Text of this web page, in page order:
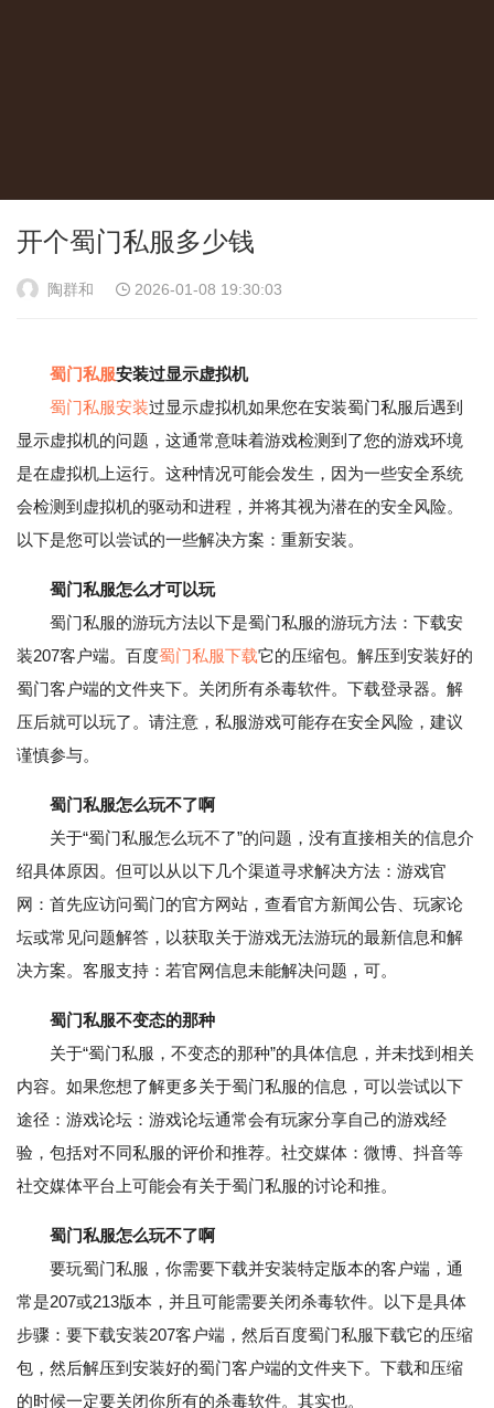
开个蜀门私服多少钱
陶群和 2026-01-08 19:30:03
蜀门私服安装过显示虚拟机
蜀门私服安装过显示虚拟机如果您在安装蜀门私服后遇到
显示虚拟机的问题，这通常意味着游戏检测到了您的游戏环境
是在虚拟机上运行。这种情况可能会发生，因为一些安全系统
会检测到虚拟机的驱动和进程，并将其视为潜在的安全风险。
以下是您可以尝试的一些解决方案：重新安装。
蜀门私服怎么才可以玩
蜀门私服的游玩方法以下是蜀门私服的游玩方法：下载安
装207客户端。百度蜀门私服下载它的压缩包。解压到安装好的
蜀门客户端的文件夹下。关闭所有杀毒软件。下载登录器。解
压后就可以玩了。请注意，私服游戏可能存在安全风险，建议
谨慎参与。
蜀门私服怎么玩不了啊
关于“蜀门私服怎么玩不了”的问题，没有直接相关的信息介
绍具体原因。但可以从以下几个渠道寻求解决方法：游戏官
网：首先应访问蜀门的官方网站，查看官方新闻公告、玩家论
坛或常见问题解答，以获取关于游戏无法游玩的最新信息和解
决方案。客服支持：若官网信息未能解决问题，可。
蜀门私服不变态的那种
关于“蜀门私服，不变态的那种”的具体信息，并未找到相关
内容。如果您想了解更多关于蜀门私服的信息，可以尝试以下
途径：游戏论坛：游戏论坛通常会有玩家分享自己的游戏经
验，包括对不同私服的评价和推荐。社交媒体：微博、抖音等
社交媒体平台上可能会有关于蜀门私服的讨论和推。
蜀门私服怎么玩不了啊
要玩蜀门私服，你需要下载并安装特定版本的客户端，通
常是207或213版本，并且可能需要关闭杀毒软件。以下是具体
步骤：要下载安装207客户端，然后百度蜀门私服下载它的压缩
包，然后解压到安装好的蜀门客户端的文件夹下。下载和压缩
的时候一定要关闭你所有的杀毒软件。其实也。